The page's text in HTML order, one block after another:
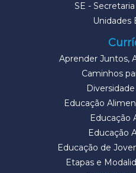
SE -
Unidades
Aprender Juntos,
Caminhos
Educação
Educação
Educação
Educação de
Etapas e